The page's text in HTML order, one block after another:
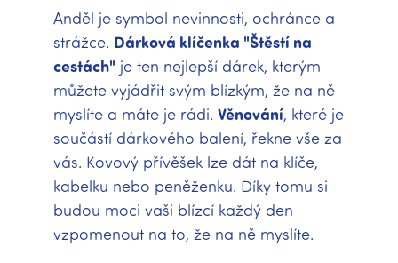
Anděl je symbol nevinnosti, ochránce a
strážce. Dárková klíčenka "Štěstí na
cestách" je ten nejlepší dárek, kterým
můžete vyjádřit svým blízkým, že na ně
myslíte a máte je rádi. Věnování, které je
součástí dárkového balení, řekne vše za
vás. Kovový přívěšek lze dát na klíče,
kabelku nebo peněženku. Díky tomu si
budou moci vaši blízcí každý den
vzpomenout na to, že na ně myslíte.